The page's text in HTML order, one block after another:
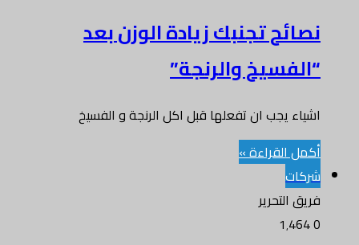
نصائح تجنبك زيادة الوزن بعد
“الفسيخ والرنجة”
اشياء يجب ان تفعلها قبل اكل الرنجة و الفسيخ
أكمل القراءة »
شركات
فريق التحرير
0